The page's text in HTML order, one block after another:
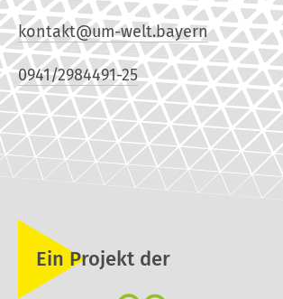
kontakt@um-welt.bayern
0941/2984491-25
Ein Projekt der